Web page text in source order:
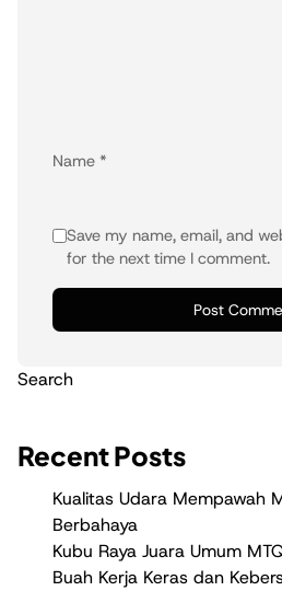
Name *
Save my name, email, and
for the next time I comment.
Search
Recent Posts
Kualitas Udara Mempawah
Berbahaya
Kubu Raya Juara Umum
Buah Kerja Keras dan